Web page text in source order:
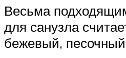
Весьма
для санузла
бежевый,